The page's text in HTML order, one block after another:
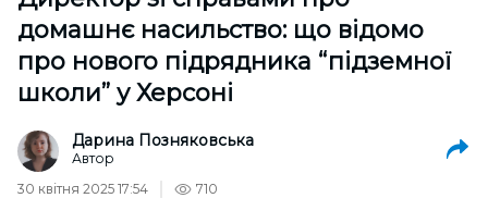
домашнє насильство: що відомо
про нового підрядника “підземної
школи” у Херсоні
Дарина Позняковська
Автор
30 квітня 2025 17:54
710